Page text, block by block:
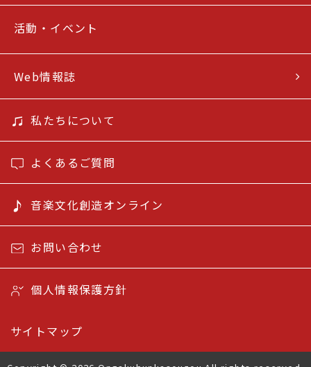
活動・イベント
Web情報誌
私たちについて
よくあるご質問
音楽文化創造オンライン
お問い合わせ
個人情報保護方針
サイトマップ